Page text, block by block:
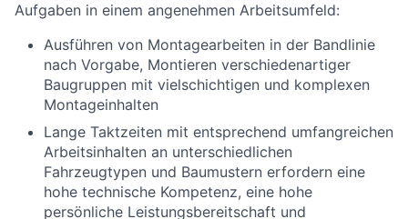
Aufgaben in einem angenehmen Arbeitsumfeld:
Ausführen von Montagearbeiten in der Bandlinie
nach Vorgabe, Montieren verschiedenartiger
Baugruppen mit vielschichtigen und komplexen
Montageinhalten
Lange Taktzeiten mit entsprechend umfangreichen
Arbeitsinhalten an unterschiedlichen
Fahrzeugtypen und Baumustern erfordern eine
hohe technische Kompetenz, eine hohe
persönliche Leistungsbereitschaft und